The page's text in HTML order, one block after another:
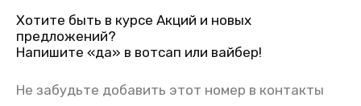
Хотите быть в курсе Акций и новых
предложений?
Напишите «да» в вотсап или вайбер!
Не забудьте добавить этот номер в контакты